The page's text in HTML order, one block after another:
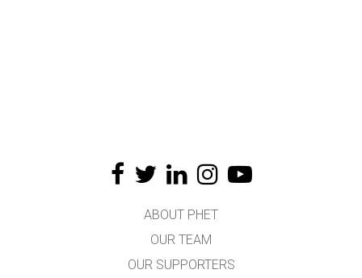
ABOUT PHET
OUR TEAM
OUR SUPPORTERS